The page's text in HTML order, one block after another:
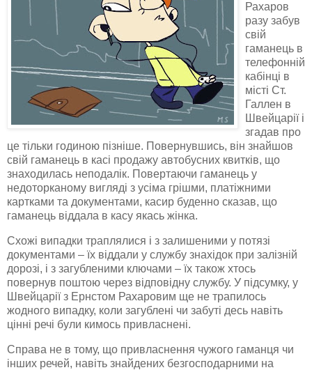
Рахаров
разу забув
свій
гаманець в
телефонній
кабінці в
місті Ст.
Галлен в
Швейцарії і
згадав про
це тільки годиною пізніше. Повернувшись, він знайшов
свій гаманець в касі продажу автобусних квитків, що
знаходилась неподалік. Повертаючи гаманець у
недоторканому вигляді з усіма грішми, платіжними
картками та документами, касир буденно сказав, що
гаманець віддала в касу якась жінка.
Схожі випадки траплялися і з залишеними у потязі
документами – їх віддали у службу знахідок при залізній
дорозі, і з загубленими ключами – їх також хтось
повернув поштою через відповідну службу. У підсумку, у
Швейцарії з Ернстом Рахаровим ще не трапилось
жодного випадку, коли загублені чи забуті десь навіть
цінні речі були кимось привласнені.
Справа не в тому, що привласнення чужого гаманця чи
інших речей, навіть знайдених безгосподарними на